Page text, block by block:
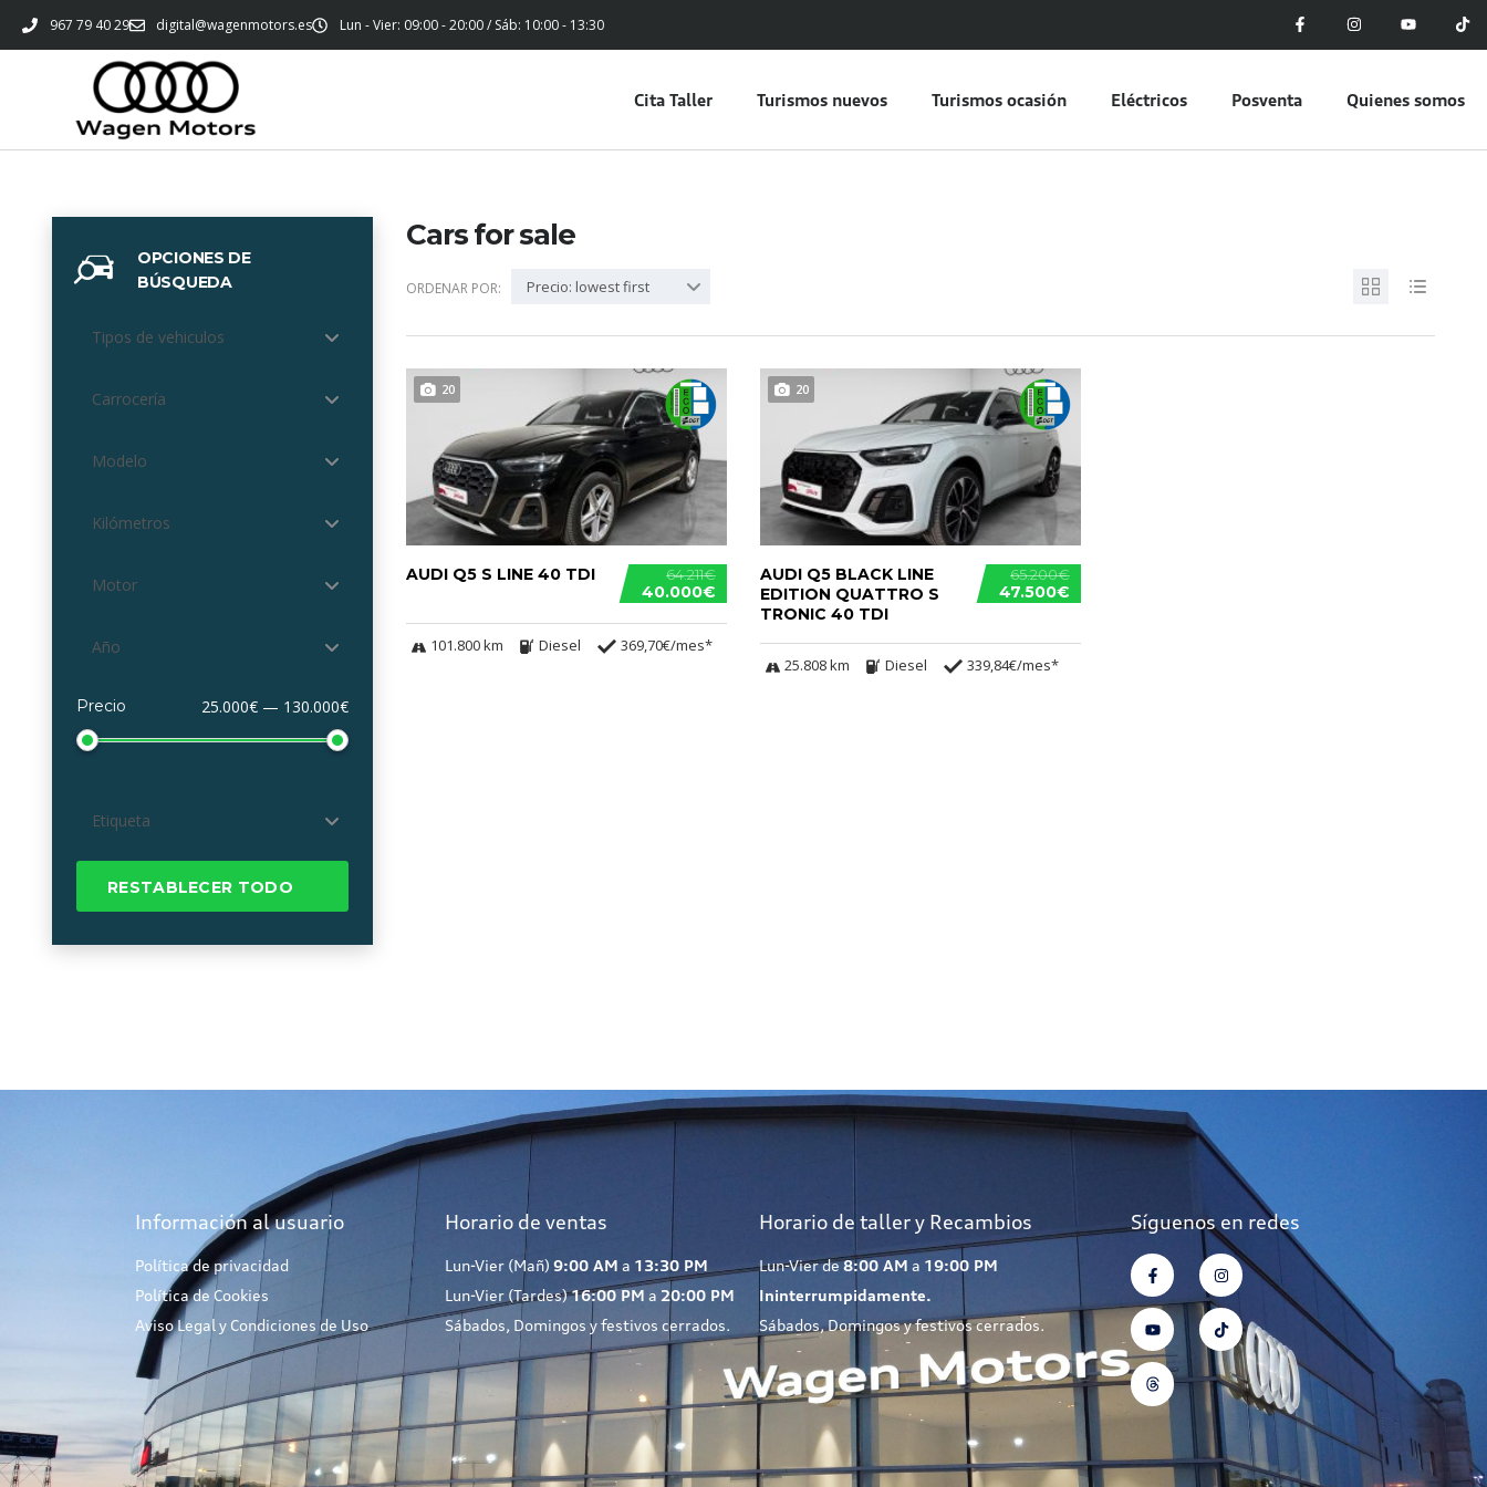
967 79 40 29 digital@wagenmotors.es Lun - Vier: 09:00 - 20:00 / Sáb: 10:00 - 13:30
Cita Taller Turismos nuevos Turismos ocasión Eléctricos Posventa Quienes somos
OPCIONES DE
BÚSQUEDA
Tipos de vehiculos
Carrocería
Modelo
Kilómetros
Motor
Año
Precio 25.000€ — 130.000€
Etiqueta
RESTABLECER TODO
Cars for sale
ORDENAR POR: Precio: lowest first
20
64.211€
40.000€
AUDI Q5 S LINE 40 TDI
101.800 km Diesel 369,70€/mes*
20
65.200€
47.500€
AUDI Q5 BLACK LINE
EDITION QUATTRO S
TRONIC 40 TDI
25.808 km Diesel 339,84€/mes*
Información al usuario
Política de privacidad
Política de Cookies
Aviso Legal y Condiciones de Uso
Horario de ventas
Lun-Vier (Mañ) 9:00 AM a 13:30 PM
Lun-Vier (Tardes)16:00 PM a 20:00 PM
Sábados, Domingos y festivos cerrados.
Horario de taller y Recambios
Lun-Vier de8:00 AM a 19:00 PM
Ininterrumpidamente.
Sábados, Domingos y festivos cerrados.
Síguenos en redes